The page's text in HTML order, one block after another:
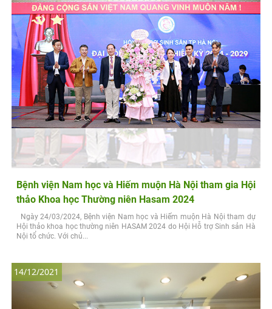
Bệnh viện Nam học và Hiếm muộn Hà Nội tham gia Hội
thảo Khoa học Thường niên Hasam 2024
Ngày 24/03/2024, Bệnh viện Nam học và Hiếm muộn Hà Nội tham dự
Hội thảo khoa học thường niên HASAM 2024 do Hội Hỗ trợ Sinh sản Hà
Nội tổ chức. Với chủ...
14/12/2021